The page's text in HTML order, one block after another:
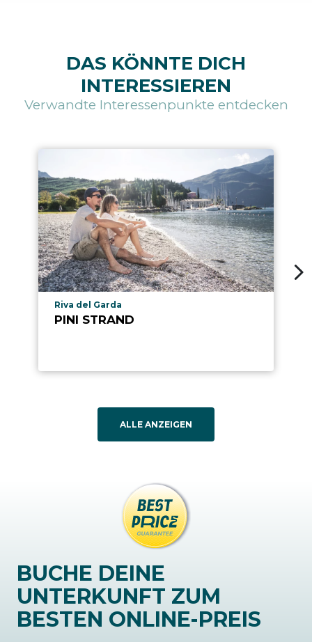
DAS KÖNNTE DICH
INTERESSIEREN
Verwandte Interessenpunkte entdecken
aria.poi_location_prefix
Riva del Garda
PINI STRAND
ALLE ANZEIGEN
BUCHE DEINE
UNTERKUNFT ZUM
BESTEN ONLINE-PREIS